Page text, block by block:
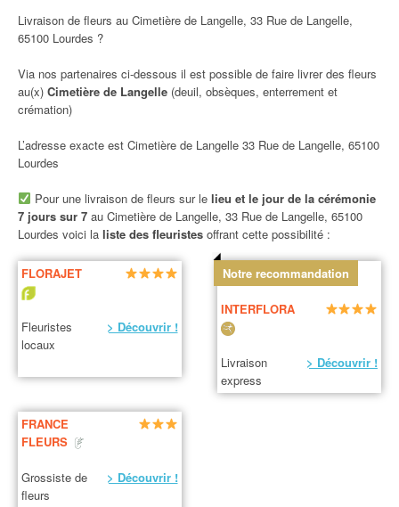
Livraison de fleurs au Cimetière de Langelle, 33 Rue de Langelle,
65100 Lourdes ?
Via nos partenaires ci-dessous il est possible de faire livrer des fleurs
au(x) Cimetière de Langelle (deuil, obsèques, enterrement et
crémation)
L’adresse exacte est Cimetière de Langelle 33 Rue de Langelle, 65100
Lourdes
Pour une livraison de fleurs sur le lieu et le jour de la cérémonie
7 jours sur 7 au Cimetière de Langelle, 33 Rue de Langelle, 65100
Lourdes voici la liste des fleuristes offrant cette possibilité :
FLORAJET
Fleuristes
locaux
> Découvrir !
Notre recommandation
INTERFLORA
Livraison
express
> Découvrir !
FRANCE
FLEURS
Grossiste de
fleurs
> Découvrir !